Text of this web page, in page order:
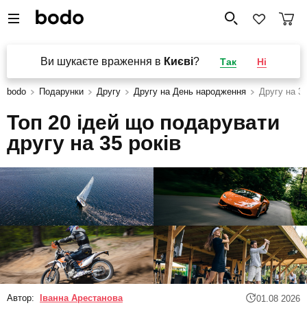
Ви шукаєте враження в Києві? Так Ні
bodo Подарунки Другу Другу на День народження Другу на
Топ 20 ідей що подарувати
другу на 35 років
Автор: Іванна Арестанова 01.08 2026